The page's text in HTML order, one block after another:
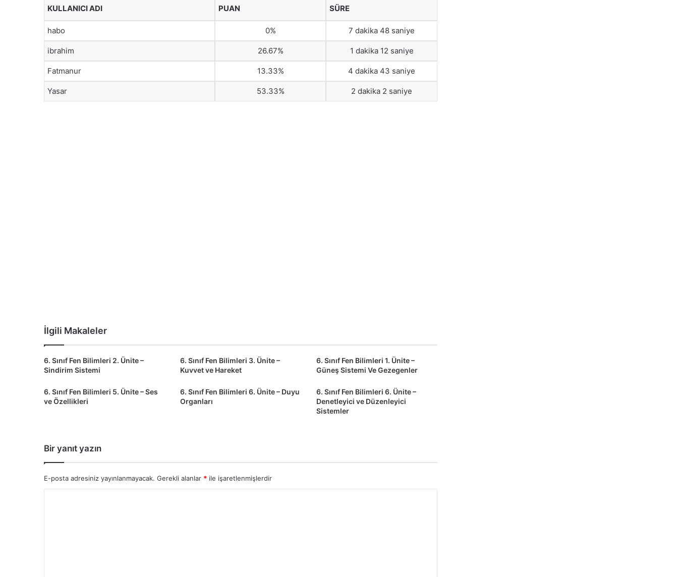
KULLANICI ADI PUAN SÜRE
habo 0% 7 dakika 48 saniye
ibrahim 26.67% 1 dakika 12 saniye
Fatmanur 13.33% 4 dakika 43 saniye
Yasar 53.33% 2 dakika 2 saniye
İlgili Makaleler
6. Sınıf Fen Bilimleri 2. Ünite –
Sindirim Sistemi
6. Sınıf Fen Bilimleri 3. Ünite –
Kuvvet ve Hareket
6. Sınıf Fen Bilimleri 1. Ünite –
Güneş Sistemi Ve Gezegenler
6. Sınıf Fen Bilimleri 5. Ünite – Ses
ve Özellikleri
6. Sınıf Fen Bilimleri 6. Ünite – Duyu
Organları
6. Sınıf Fen Bilimleri 6. Ünite –
Denetleyici ve Düzenleyici
Sistemler
Bir yanıt yazın
E-posta adresiniz yayınlanmayacak. Gerekli alanlar * ile işaretlenmişlerdir